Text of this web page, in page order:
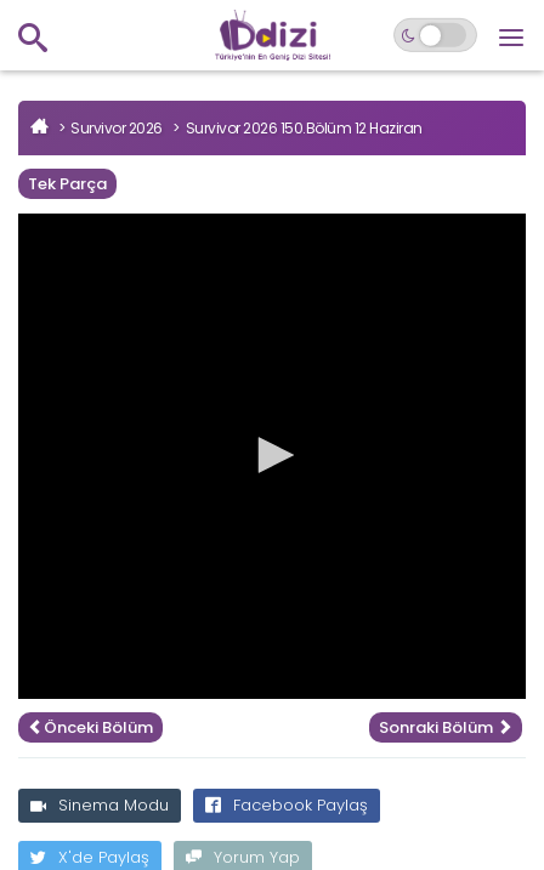
Survivor 2026 Survivor 2026 150.Bölüm 12 Haziran
Tek Parça
Önceki Bölüm Sonraki Bölüm
Sinema Modu Facebook Paylaş
X'de Paylaş Yorum Yap